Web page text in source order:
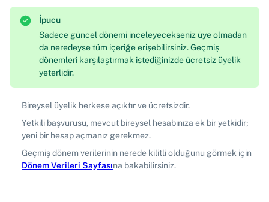
İpucu
Sadece güncel dönemi inceleyecekseniz üye olmadan
da neredeyse tüm içeriğe erişebilirsiniz. Geçmiş
dönemleri karşılaştırmak istediğinizde ücretsiz üyelik
yeterlidir.
Bireysel üyelik herkese açıktır ve ücretsizdir.
Yetkili başvurusu, mevcut bireysel hesabınıza ek bir yetkidir;
yeni bir hesap açmanız gerekmez.
Geçmiş dönem verilerinin nerede kilitli olduğunu görmek için
Dönem Verileri Sayfasına bakabilirsiniz.